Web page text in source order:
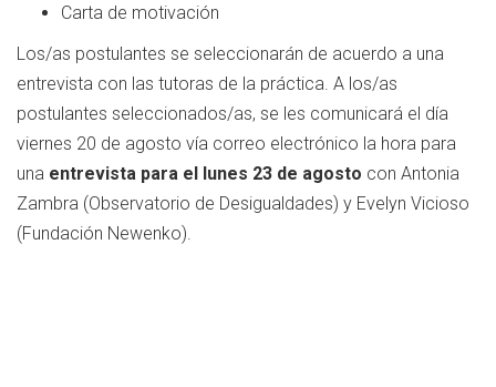
Carta de motivación
Los/as postulantes se seleccionarán de acuerdo a una
entrevista con las tutoras de la práctica. A los/as
postulantes seleccionados/as, se les comunicará el día
viernes 20 de agosto vía correo electrónico la hora para
una entrevista para el lunes 23 de agosto con Antonia
Zambra (Observatorio de Desigualdades) y Evelyn Vicioso
(Fundación Newenko).